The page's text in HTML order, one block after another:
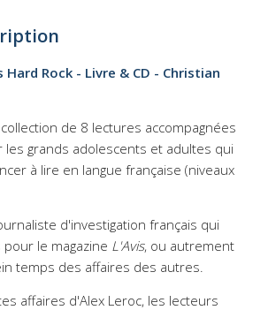
Hard Rock - Livre & CD - Christian
de 8 lectures accompagnées
les grands adolescents et adultes qui
à lire en langue française (niveaux
d'investigation français qui
le magazine L'Avis, ou autrement
temps des affaires des autres.
affaires d'Alex Leroc, les lecteurs